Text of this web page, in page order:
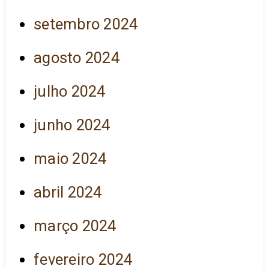
setembro 2024
agosto 2024
julho 2024
junho 2024
maio 2024
abril 2024
março 2024
fevereiro 2024